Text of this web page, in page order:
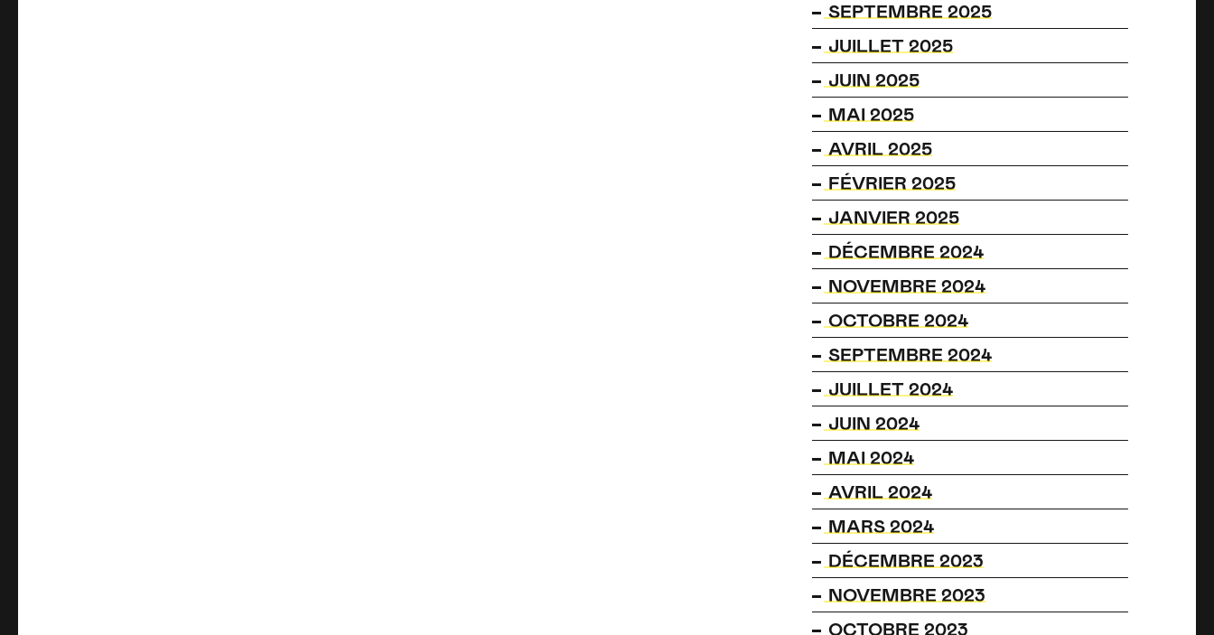
SEPTEMBRE 2025
JUILLET 2025
JUIN 2025
MAI 2025
AVRIL 2025
FÉVRIER 2025
JANVIER 2025
DÉCEMBRE 2024
NOVEMBRE 2024
OCTOBRE 2024
SEPTEMBRE 2024
JUILLET 2024
JUIN 2024
MAI 2024
AVRIL 2024
MARS 2024
DÉCEMBRE 2023
NOVEMBRE 2023
OCTOBRE 2023